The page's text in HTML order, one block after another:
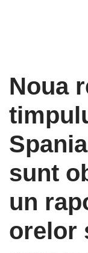
Noua
sunt
un
orelor